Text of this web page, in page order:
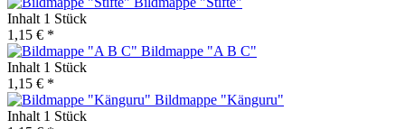
Inhalt 1 Stück
1,15 € *
Bildmappe "A B C"
Inhalt 1 Stück
1,15 € *
Bildmappe "Känguru"
Inhalt 1 Stück